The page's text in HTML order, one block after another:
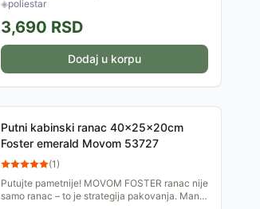
◈poliestar
3,690 RSD
Dodaj u korpu
Putni kabinski ranac 40x25x20cm
Foster emerald Movom 53727
(1)
Putujte pametnije! MOVOM FOSTER ranac nije
samo ranac – to je strategija pakovanja. Manje